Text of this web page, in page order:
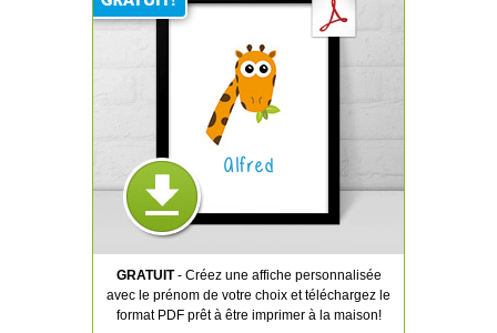
Alfred
GRATUIT- Créez une affiche personnalisée
avec le prénom de votre choix et téléchargez le
format PDF prêt à être imprimer à la maison!